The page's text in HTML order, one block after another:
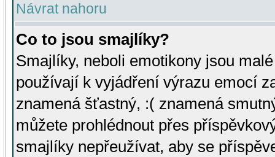
Návrat nahoru
Co to jsou smajlíky?
Smajlíky, neboli emotikony jsou
používají k vyjádření výrazu emocí
znamená šťastný, :( znamená
můžete prohlédnout přes
smajlíky nepřeužívat, aby se